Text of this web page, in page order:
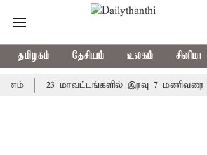
தமிழகம் தேசியம் உலகம் சினிமா
23 மாவட்டங்களில் இரவு 7 மணிவரை மழை